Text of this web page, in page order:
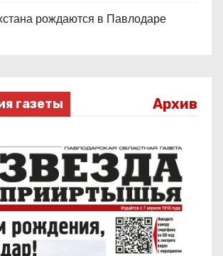
рождаются в Павлодаре
газеты Архив